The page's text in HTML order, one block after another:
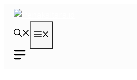
Langsung